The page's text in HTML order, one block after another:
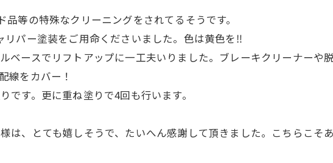
等の特殊なクリーニングをされてるそうです。
パー塗装をご用命くださいました。色は黄色を‼️
ベースでリフトアップに一工夫いりました。ブレーキクリーナーや
線をカバー！
す。更に重ね塗りで4回も行います。
は、とても嬉しそうで、たいへん感謝して頂きました。こちらこそ